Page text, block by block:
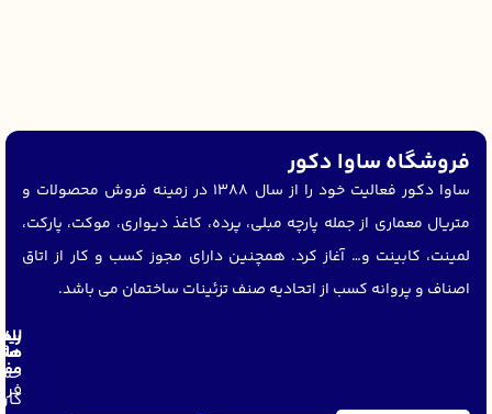
فروشگاه ساوا دکور
ساوا دکور فعالیت خود را از سال 1388 در زمینه فروش محصولات و
متریال معماری از جمله پارچه مبلی، پرده، کاغذ دیواری، موکت، پارکت،
لمینت، کابینت و… آغاز کرد. همچنین دارای مجوز کسب و کار از اتاق
اصناف و پروانه کسب از اتحادیه صنف تزئینات ساختمان می باشد.